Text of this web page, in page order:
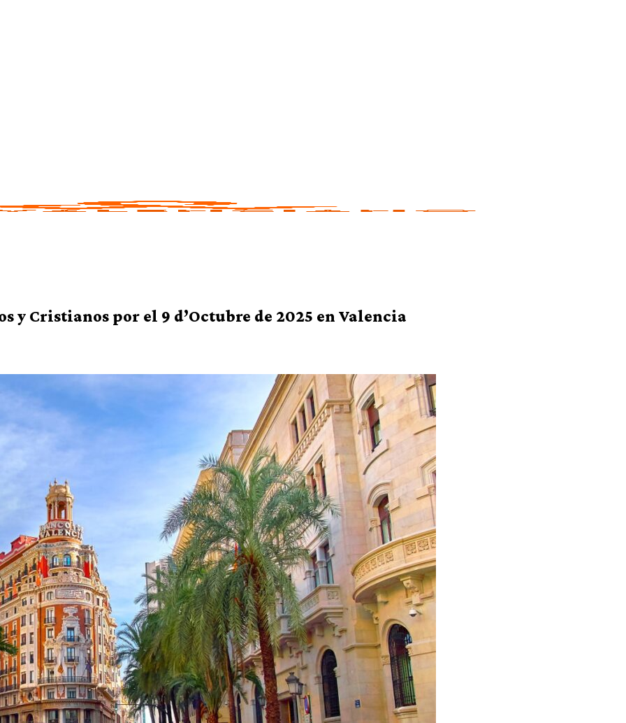
y Cristianos por el 9 d’Octubre de 2025 en Valencia